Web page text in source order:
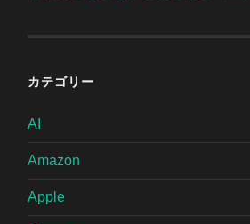
カテゴリー
AI
Amazon
Apple